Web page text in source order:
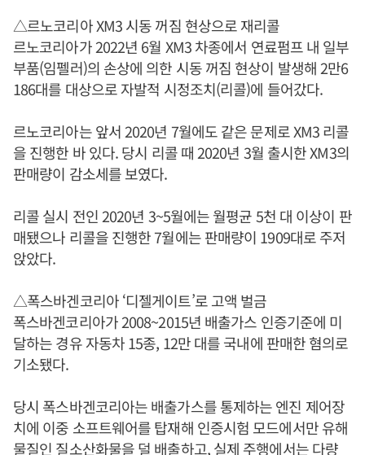
△르노코리아 XM3 시동 꺼짐 현상으로 재리콜
르노코리아가 2022년 6월 XM3 차종에서 연료펌프 내 일부
부품(임펠러)의 손상에 의한 시동 꺼짐 현상이 발생해 2만6
186대를 대상으로 자발적 시정조치(리콜)에 들어갔다.
르노코리아는 앞서 2020년 7월에도 같은 문제로 XM3 리콜
을 진행한 바 있다. 당시 리콜 때 2020년 3월 출시한 XM3의
판매량이 감소세를 보였다.
리콜 실시 전인 2020년 3~5월에는 월평균 5천 대 이상이 판
매됐으나 리콜을 진행한 7월에는 판매량이 1909대로 주저
앉았다.
△폭스바겐코리아 ‘디젤게이트’로 고액 벌금
폭스바겐코리아가 2008~2015년 배출가스 인증기준에 미
달하는 경유 자동차 15종, 12만 대를 국내에 판매한 혐의로
기소됐다.
당시 폭스바겐코리아는 배출가스를 통제하는 엔진 제어장
치에 이중 소프트웨어를 탑재해 인증시험 모드에서만 유해
물질인 질소산화물을 덜 배출하고, 실제 주행에서는 다량